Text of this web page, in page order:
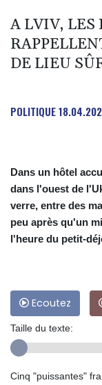
A LVIV, LES
DE LIEU
POLITIQUE
Dans un hôtel
dans l'ouest de
verre, entre des
peu après qu'un
l'heure du petit-
Ecoutez
Taille du texte:
Cinq "puissantes"